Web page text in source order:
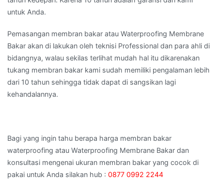
untuk Anda.
Pemasangan membran bakar atau Waterproofing Membrane
Bakar akan di lakukan oleh teknisi Professional dan para ahli di
bidangnya, walau sekilas terlihat mudah hal itu dikarenakan
tukang membran bakar kami sudah memiliki pengalaman lebih
dari 10 tahun sehingga tidak dapat di sangsikan lagi
kehandalannya.
Bagi yang ingin tahu berapa harga membran bakar
waterproofing atau Waterproofing Membrane Bakar dan
konsultasi mengenai ukuran membran bakar yang cocok di
pakai untuk Anda silakan hub : 0877 0992 2244